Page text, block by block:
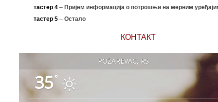
тастер 4 – Пријем информација о потрошњи на мерним
тастер 5 – Остало
КОНТАКТ
POŽAREVAC, RS
35°